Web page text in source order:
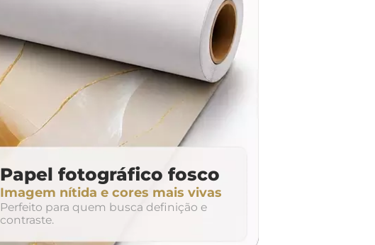
Papel fotográfico fosco
Imagem nítida e cores mais vivas
Perfeito para quem busca definição e
contraste.